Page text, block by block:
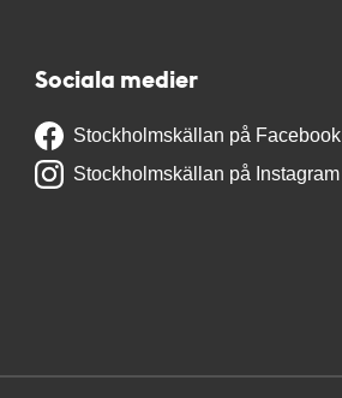
Sociala medier
Stockholmskällan på Facebook
Stockholmskällan på Instagram